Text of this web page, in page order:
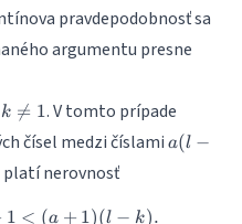
pravdepodobnosť sa
argumentu presne
k 
= 1. V tomto prípade
čísel medzi číslami a(l-
k)
a(l −
platí nerovnosť
k)<a(l-k)+1<(a+1)(l-k).
1 < (a + 1)(l − k).